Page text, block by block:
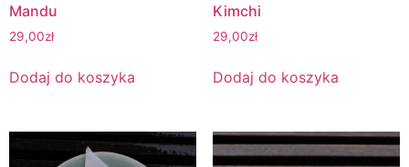
Mandu
29,00zł
Dodaj do koszyka
Kimchi
29,00zł
Dodaj do koszyka